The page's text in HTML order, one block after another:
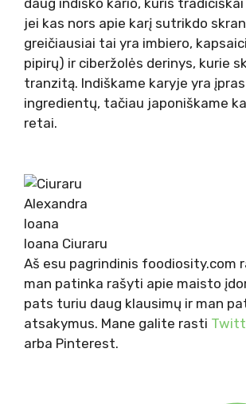
daug indiško kario, kuris
jei kas nors apie karį sutrikdo
greičiausiai tai yra imbiero,
pipirų) ir ciberžolės derinys, kurie
tranzitą. Indiškame karyje yra
ingredientų, tačiau japoniškame
retai.
Ioana Ciuraru
Aš esu pagrindinis foodiosity.com
man patinka rašyti apie maisto
pats turiu daug klausimų ir man
atsakymus. Mane galite rasti
arba Pinterest.